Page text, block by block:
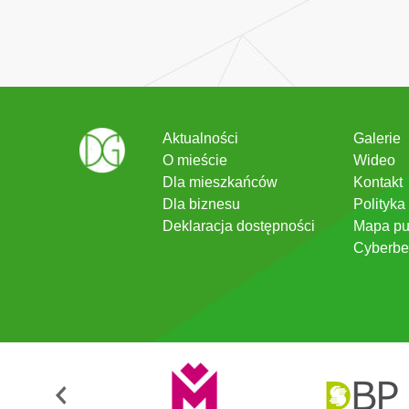
Aktualności
O mieście
Dla mieszkańców
Dla biznesu
Deklaracja dostępności
Galerie
Wideo
Kontakt
Mapa